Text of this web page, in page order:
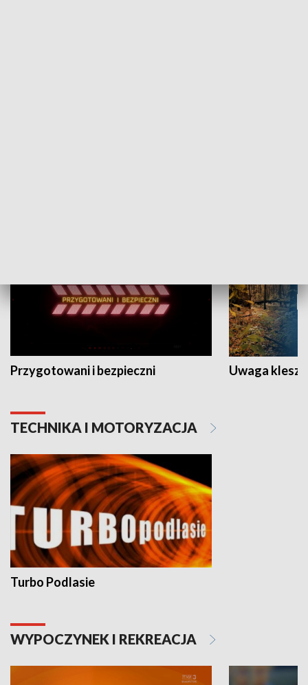
Przygotowani i bezpieczni Uwaga
TECHNIKA I MOTORYZACJA
Turbo Podlasie
WYPOCZYNEK I REKREACJA